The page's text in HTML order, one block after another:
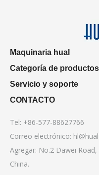
Maquinaria hual
Categoría de productos
Servicio y soporte
CONTACTO
Tel: +86-577-88627766
Correo electrónico:
Agregar: No.2 Dawei
China.